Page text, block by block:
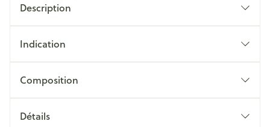
Description
Indication
Composition
Détails